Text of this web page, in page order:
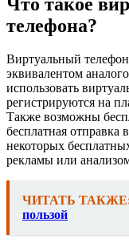
телефона?
Виртуальный
эквивалентом
использовать
регистрируются на
Также возможны
бесплатная отправка
некоторых
рекламы или
ЧИТАТЬ
пользой